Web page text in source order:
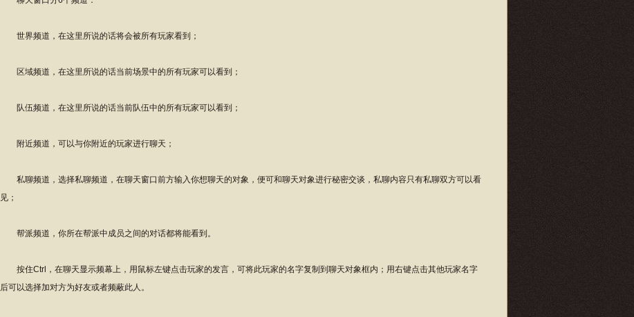
世界频道，在这里所说的话将会被所有玩家看到；
区域频道，在这里所说的话当前场景中的所有玩家可以看到；
队伍频道，在这里所说的话当前队伍中的所有玩家可以看到；
附近频道，可以与你附近的玩家进行聊天；
私聊频道，选择私聊频道，在聊天窗口前方输入你想聊天的对象，便可和聊天对象进行秘密交谈，私聊内容只有私聊双方可以看
见；
帮派频道，你所在帮派中成员之间的对话都将能看到。
按住Ctrl，在聊天显示频幕上，用鼠标左键点击玩家的发言，可将此玩家的名字复制到聊天对象框内；用右键点击其他玩家名字
后可以选择加对方为好友或者频蔽此人。